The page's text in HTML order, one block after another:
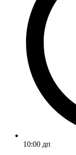
10:00 дп